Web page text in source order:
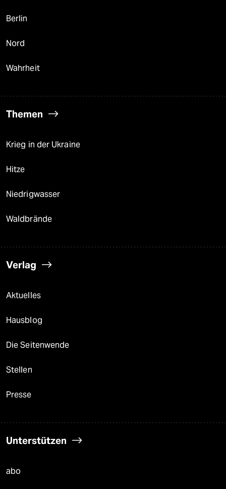
Berlin
Nord
Wahrheit
Themen
Krieg in der Ukraine
Hitze
Niedrigwasser
Waldbrände
Verlag
Aktuelles
Hausblog
Die Seitenwende
Stellen
Presse
Unterstützen
abo